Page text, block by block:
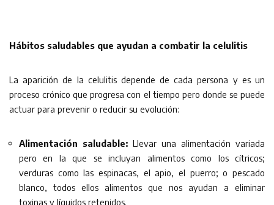
Hábitos saludables que ayudan a combatir la celulitis
La aparición de la celulitis depende de cada persona y es un
proceso crónico que progresa con el tiempo pero donde se puede
actuar para prevenir o reducir su evolución:
Alimentación saludable: Llevar una alimentación variada
pero en la que se incluyan alimentos como los cítricos;
verduras como las espinacas, el apio, el puerro; o pescado
blanco, todos ellos alimentos que nos ayudan a eliminar
toxinas y líquidos retenidos.